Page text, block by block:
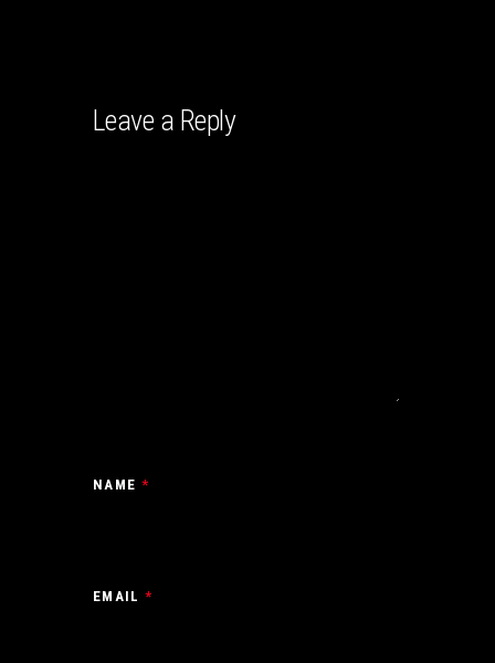
Leave a Reply
NAME *
EMAIL *